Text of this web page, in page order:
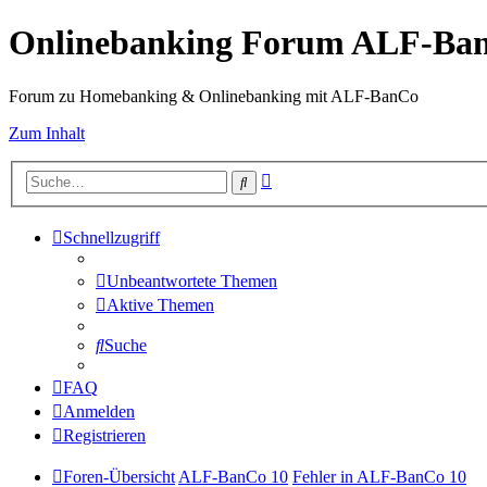
Onlinebanking Forum ALF-
Forum zu Homebanking & Onlinebanking mit ALF-BanCo
Zum Inhalt
Suche
Schnellzugriff
Unbeantwortete Themen
Aktive Themen
Suche
FAQ
Anmelden
Registrieren
Foren-ÜbersichtALF-BanCo 10 Fehler in ALF-BanCo 10